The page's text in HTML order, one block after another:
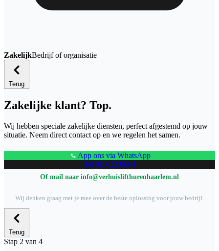
ZakelijkBedrijf of organisatie
Terug
Zakelijke klant? Top.
Wij hebben speciale zakelijke diensten, perfect afgestemd op jouw
situatie. Neem direct contact op en we regelen het samen.
App ons via WhatsApp
Bel 023-2200011
Of mail naar info@verhuislifthurenhaarlem.nl
Wij denken graag met je mee over de beste oplossing voor jouw bedrijf.
Terug
Stap 2 van 4